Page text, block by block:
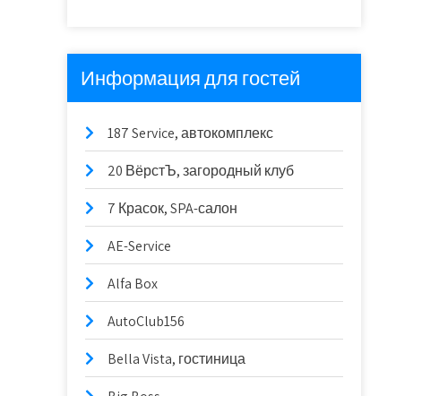
Информация для гостей
187 Service, автокомплекс
20 ВёрстЪ, загородный клуб
7 Красок, SPA-салон
AE-Service
Alfa Box
AutoClub156
Bella Vista, гостиница